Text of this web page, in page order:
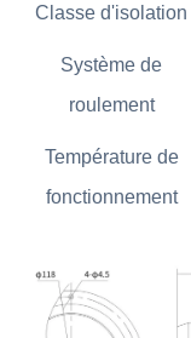
Classe d'isolation
Système de
roulement
Température de
fonctionnement